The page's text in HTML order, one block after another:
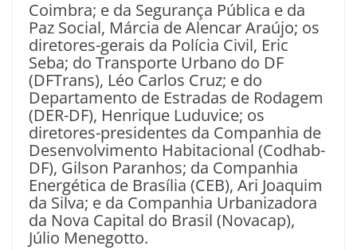
Coimbra; e da Segurança Pública e da
Paz Social, Márcia de Alencar Araújo; os
diretores-gerais da Polícia Civil, Eric
Seba; do Transporte Urbano do DF
(DFTrans), Léo Carlos Cruz; e do
Departamento de Estradas de Rodagem
(DER-DF), Henrique Luduvice; os
diretores-presidentes da Companhia de
Desenvolvimento Habitacional (Codhab-
DF), Gilson Paranhos; da Companhia
Energética de Brasília (CEB), Ari Joaquim
da Silva; e da Companhia Urbanizadora
da Nova Capital do Brasil (Novacap),
Júlio Menegotto.